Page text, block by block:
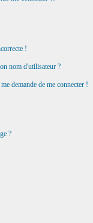
!
nom d'utilisateur ?
demande de me connecter !
?